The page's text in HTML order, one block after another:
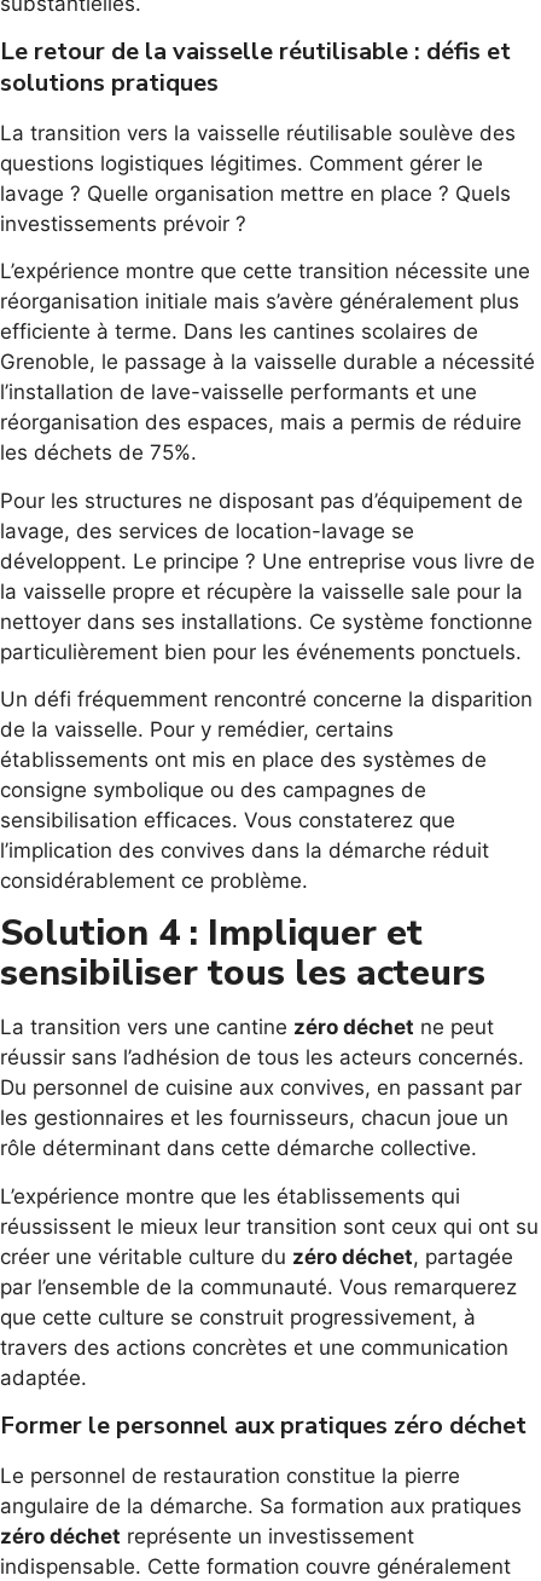
Le retour de la vaisselle réutilisable : défis et
solutions pratiques
La transition vers la vaisselle réutilisable soulève des
questions logistiques légitimes. Comment gérer le
lavage ? Quelle organisation mettre en place ? Quels
investissements prévoir ?
L’expérience montre que cette transition nécessite une
réorganisation initiale mais s’avère généralement plus
efficiente à terme. Dans les cantines scolaires de
Grenoble, le passage à la vaisselle durable a nécessité
l’installation de lave-vaisselle performants et une
réorganisation des espaces, mais a permis de réduire
les déchets de 75%.
Pour les structures ne disposant pas d’équipement de
lavage, des services de location-lavage se
développent. Le principe ? Une entreprise vous livre de
la vaisselle propre et récupère la vaisselle sale pour la
nettoyer dans ses installations. Ce système fonctionne
particulièrement bien pour les événements ponctuels.
Un défi fréquemment rencontré concerne la disparition
de la vaisselle. Pour y remédier, certains
établissements ont mis en place des systèmes de
consigne symbolique ou des campagnes de
sensibilisation efficaces. Vous constaterez que
l’implication des convives dans la démarche réduit
considérablement ce problème.
Solution 4 : Impliquer et
sensibiliser tous les acteurs
La transition vers une cantine zéro déchet ne peut
réussir sans l’adhésion de tous les acteurs concernés.
Du personnel de cuisine aux convives, en passant par
les gestionnaires et les fournisseurs, chacun joue un
rôle déterminant dans cette démarche collective.
L’expérience montre que les établissements qui
réussissent le mieux leur transition sont ceux qui ont su
créer une véritable culture du zéro déchet, partagée
par l’ensemble de la communauté. Vous remarquerez
que cette culture se construit progressivement, à
travers des actions concrètes et une communication
adaptée.
Former le personnel aux pratiques zéro déchet
Le personnel de restauration constitue la pierre
angulaire de la démarche. Sa formation aux pratiques
zéro déchet représente un investissement
indispensable. Cette formation couvre généralement